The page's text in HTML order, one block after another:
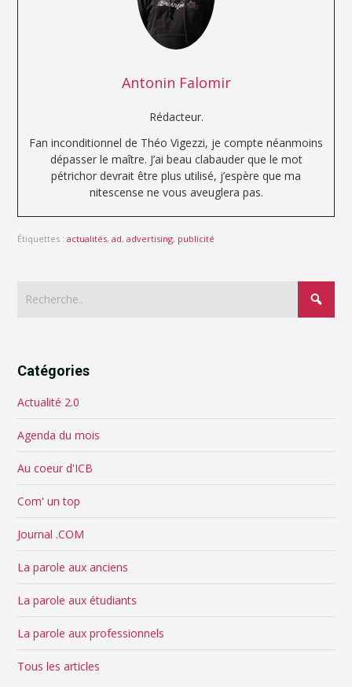
Antonin Falomir
Rédacteur.
Fan inconditionnel de Théo Vigezzi, je compte néanmoins
dépasser le maître. J’ai beau clabauder que le mot
pétrichor devrait être plus utilisé, j’espère que ma
nitescense ne vous aveuglera pas.
Étiquettes :actualités,ad,advertising, publicité
Catégories
Actualité 2.0
Agenda du mois
Au coeur d'ICB
Com' un top
Journal .COM
La parole aux anciens
La parole aux étudiants
La parole aux professionnels
Tous les articles